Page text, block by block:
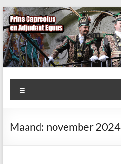
Ga
naar
de
inhoud
AWC
de
Keien
Maand: november 2024